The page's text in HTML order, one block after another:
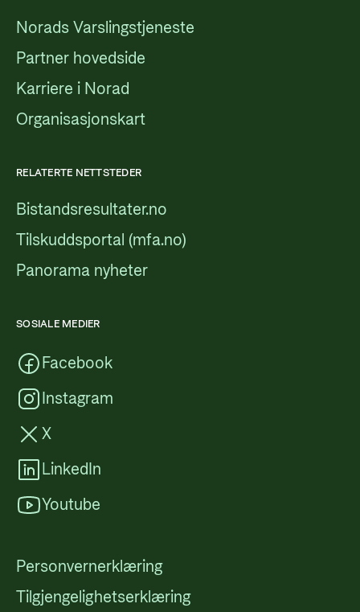
Norads Varslingstjeneste
Partner hovedside
Karriere i Norad
Organisasjonskart
RELATERTE NETTSTEDER
Bistandsresultater.no
Tilskuddsportal (mfa.no)
Panorama nyheter
SOSIALE MEDIER
Facebook
Instagram
X
LinkedIn
Youtube
Personvernerklæring
Tilgjengelighetserklæring